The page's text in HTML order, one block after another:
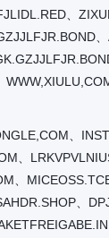
、
、
、
、
、